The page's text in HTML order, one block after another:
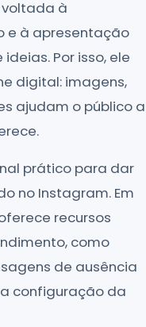
voltada à
e à apresentação
Por isso, ele
digital: imagens,
ajudam o público a
prático para dar
no Instagram. Em
recursos
como
de ausência
configuração da